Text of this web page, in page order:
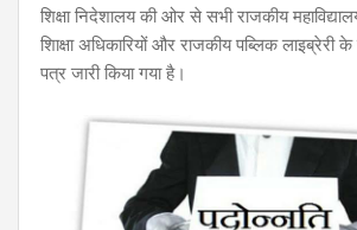
शिक्षा निदेशालय की ओर से सभी राजकीय
शिाक्षा अधिकारियों और राजकीय पब्लिक लाइब्रेरी के
पत्र जारी किया गया है।